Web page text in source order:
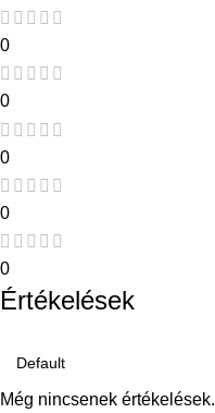
0
0
0
0
0
Értékelések
Még nincsenek értékelések.